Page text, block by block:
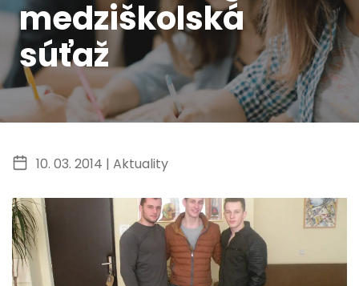
medziškolská
súťaž
10. 03. 2014 | Aktuality